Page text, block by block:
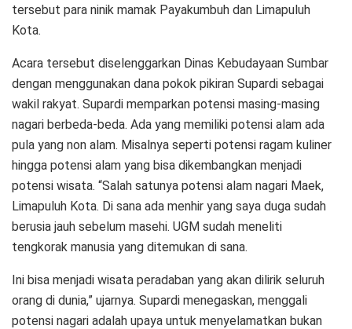
tersebut para ninik mamak Payakumbuh dan Limapuluh
Kota.
Acara tersebut diselenggarkan Dinas Kebudayaan Sumbar
dengan menggunakan dana pokok pikiran Supardi sebagai
wakil rakyat. Supardi memparkan potensi masing-masing
nagari berbeda-beda. Ada yang memiliki potensi alam ada
pula yang non alam. Misalnya seperti potensi ragam kuliner
hingga potensi alam yang bisa dikembangkan menjadi
potensi wisata. “Salah satunya potensi alam nagari Maek,
Limapuluh Kota. Di sana ada menhir yang saya duga sudah
berusia jauh sebelum masehi. UGM sudah meneliti
tengkorak manusia yang ditemukan di sana.
Ini bisa menjadi wisata peradaban yang akan dilirik seluruh
orang di dunia,” ujarnya. Supardi menegaskan, menggali
potensi nagari adalah upaya untuk menyelamatkan bukan